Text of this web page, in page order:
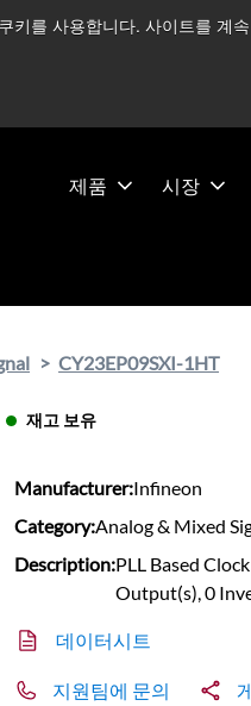
키를 사용합니다. 사이트를
지역 상황을 지속적으로 주
제품 시장
CY23EP09SXI-1HT
재고 보유
Manufacturer:Infineon
Category:Analog & Mixed
Description:PLL Based
Output(s), 0
데이터시트
지원팀에 문의